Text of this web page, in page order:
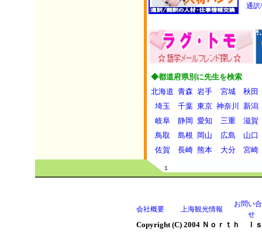
通訳
◆都道府県別に先生を検索
北海道 青森 岩手 宮城
秋田
埼玉
千葉 東京 神奈川
新潟
岐阜
静岡 愛知 三重
滋賀
鳥取
島根 岡山 広島
山口
佐賀
長崎 熊本 大分 宮崎
１
会社概要 上海観光情報
お問い
せ
Copyright (C) 2004 Ｎｏｒｔｈ